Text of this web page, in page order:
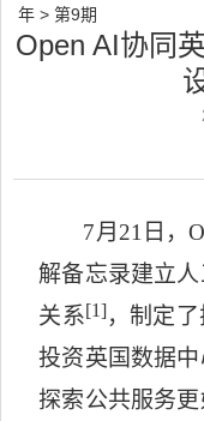
年 > 第9期
Open AI协同
7月 21 日，
解备忘录建立
关系[1]，制定了
投资英国数据
探索公共服务更